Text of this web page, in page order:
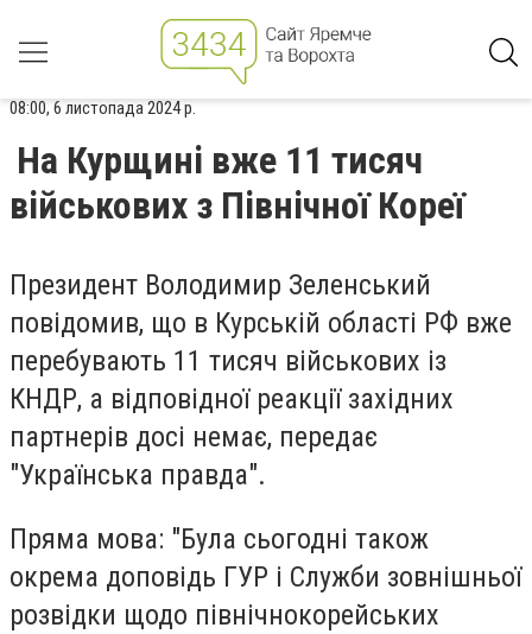
08:00, 6 листопада 2024 р.
На Курщині вже 11 тисяч
військових з Північної Кореї
Президент Володимир Зеленський
повідомив, що в Курській області РФ вже
перебувають 11 тисяч військових із
КНДР, а відповідної реакції західних
партнерів досі немає, передає
"Українська правда".
Пряма мова: "Була сьогодні також
окрема доповідь ГУР і Служби зовнішньої
розвідки щодо північнокорейських